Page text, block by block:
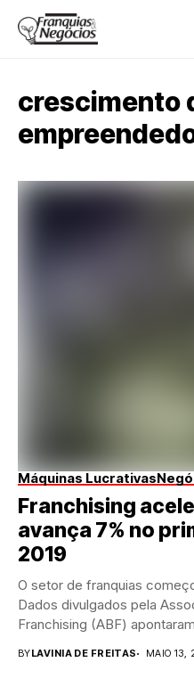
crescimento
Máquinas Lucrativas
Franchising
avança 7% no
2019
O setor de franquias
Dados divulgados pela
Franchising (ABF)
BYLAVINIA DE FREITAS MAIO 13,